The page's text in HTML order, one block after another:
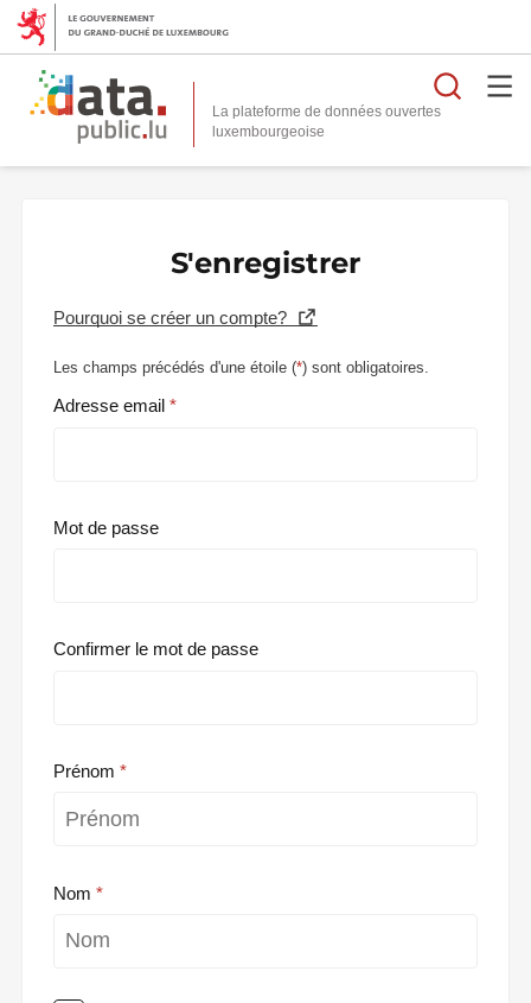
La plateforme de données ouvertes
S'enregistrer
Pourquoi se créer un compte?
Les champs précédés d'une étoile (*) sont obligatoires.
Adresse email
Mot de passe
Confirmer le mot de passe
Prénom
Nom